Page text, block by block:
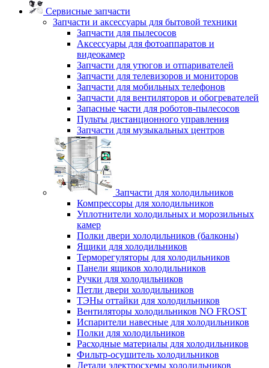
Сервисные запчасти
Запчасти и аксессуары для бытовой техники
Запчасти для пылесосов
Аксессуары для фотоаппаратов и
видеокамер
Запчасти для утюгов и отпаривателей
Запчасти для телевизоров и мониторов
Запчасти для мобильных телефонов
Запчасти для вентиляторов и обогревателей
Запасные части для роботов-пылесосов
Пульты дистанционного управления
Запчасти для музыкальных центров
Запчасти для холодильников
Компрессоры для холодильников
Уплотнители холодильных и морозильных
камер
Полки двери холодильников (балконы)
Ящики для холодильников
Терморегуляторы для холодильников
Панели ящиков холодильников
Ручки для холодильников
Петли двери холодильников
ТЭНы оттайки для холодильников
Вентиляторы холодильников NO FROST
Испарители навесные для холодильников
Полки для холодильников
Расходные материалы для холодильников
Фильтр-осушитель холодильников
Детали электросхемы холодильников